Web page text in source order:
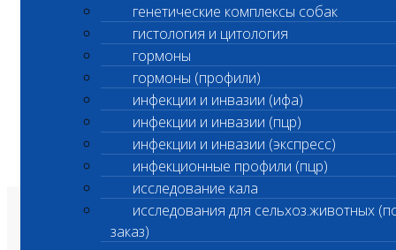
генетические комплексы собак
гистология и цитология
гормоны
гормоны (профили)
инфекции и инвазии (ифа)
инфекции и инвазии (пцр)
инфекции и инвазии (экспресс)
инфекционные профили (пцр)
исследование кала
исследования для сельхоз.животных
заказ)
О лаборатории
Анализы и цены
Ветеринарные центры